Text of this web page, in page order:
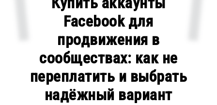
Facebook для
продвижения в
сообществах: как не
переплатить и выбрать
надёжный вариант